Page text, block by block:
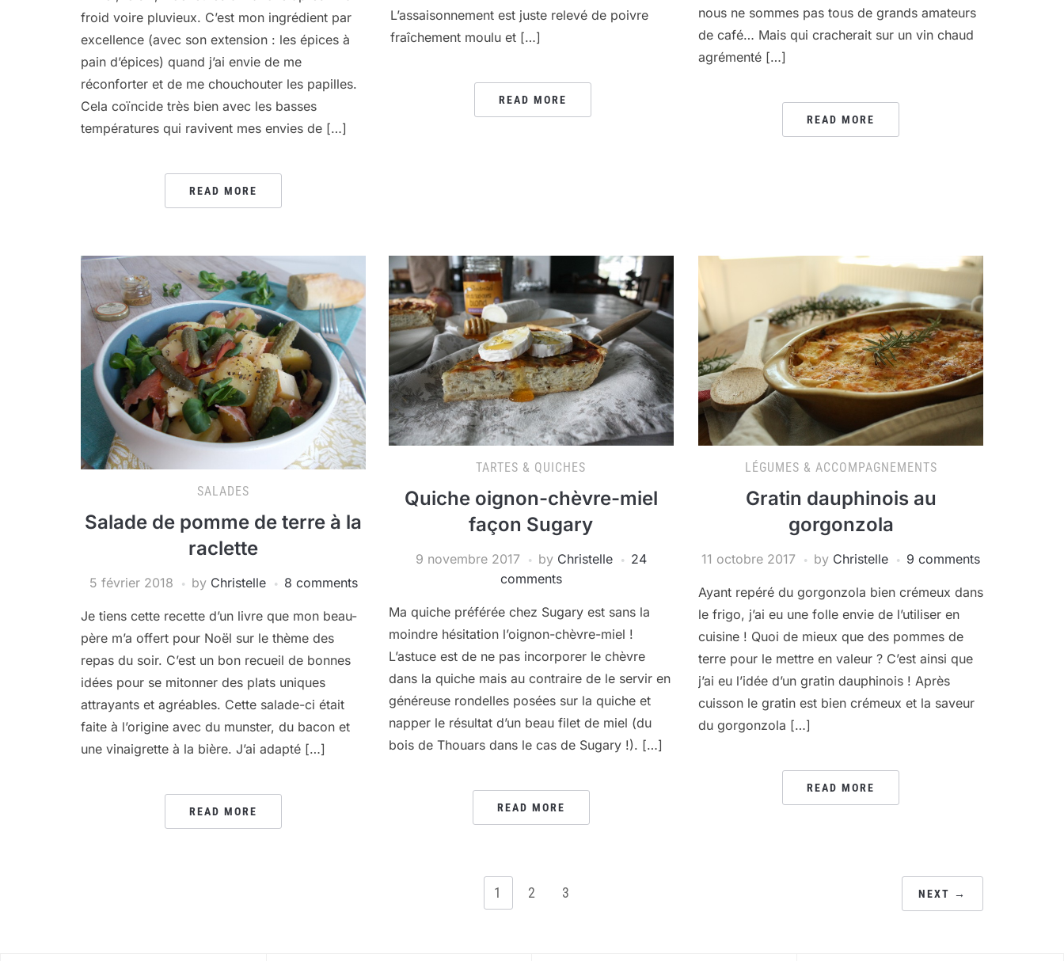
froid voire pluvieux. C’est mon ingrédient par
excellence (avec son extension : les épices à
pain d’épices) quand j’ai envie de me
réconforter et de me chouchouter les papilles.
Cela coïncide très bien avec les basses
températures qui ravivent mes envies de […]
READ MORE
L’assaisonnement est juste relevé de poivre
fraîchement moulu et […]
READ MORE
nous ne sommes pas tous de grands amateurs
de café… Mais qui cracherait sur un vin chaud
agrémenté […]
READ MORE
SALADES
Salade de pomme de terre à la
raclette
5 février 2018 by Christelle 8 comments
Je tiens cette recette d’un livre que mon beau-
père m’a offert pour Noël sur le thème des
repas du soir. C’est un bon recueil de bonnes
idées pour se mitonner des plats uniques
attrayants et agréables. Cette salade-ci était
faite à l’origine avec du munster, du bacon et
une vinaigrette à la bière. J’ai adapté […]
READ MORE
TARTES & QUICHES
Quiche oignon-chèvre-miel
façon Sugary
9 novembre 2017 by Christelle
24
comments
Ma quiche préférée chez Sugary est sans la
moindre hésitation l’oignon-chèvre-miel !
L’astuce est de ne pas incorporer le chèvre
dans la quiche mais au contraire de le servir en
généreuse rondelles posées sur la quiche et
napper le résultat d’un beau filet de miel (du
bois de Thouars dans le cas de Sugary !). […]
READ MORE
LÉGUMES & ACCOMPAGNEMENTS
Gratin dauphinois au
gorgonzola
11 octobre 2017 by Christelle 9 comments
Ayant repéré du gorgonzola bien crémeux dans
le frigo, j’ai eu une folle envie de l’utiliser en
cuisine ! Quoi de mieux que des pommes de
terre pour le mettre en valeur ? C’est ainsi que
j’ai eu l’idée d’un gratin dauphinois ! Après
cuisson le gratin est bien crémeux et la saveur
du gorgonzola […]
READ MORE
1 2 3 NEXT →